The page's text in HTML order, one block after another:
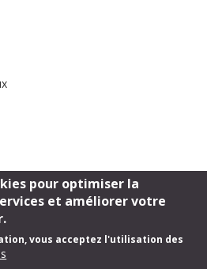
pour optimiser la
et améliorer votre
vous acceptez l'utilisation des